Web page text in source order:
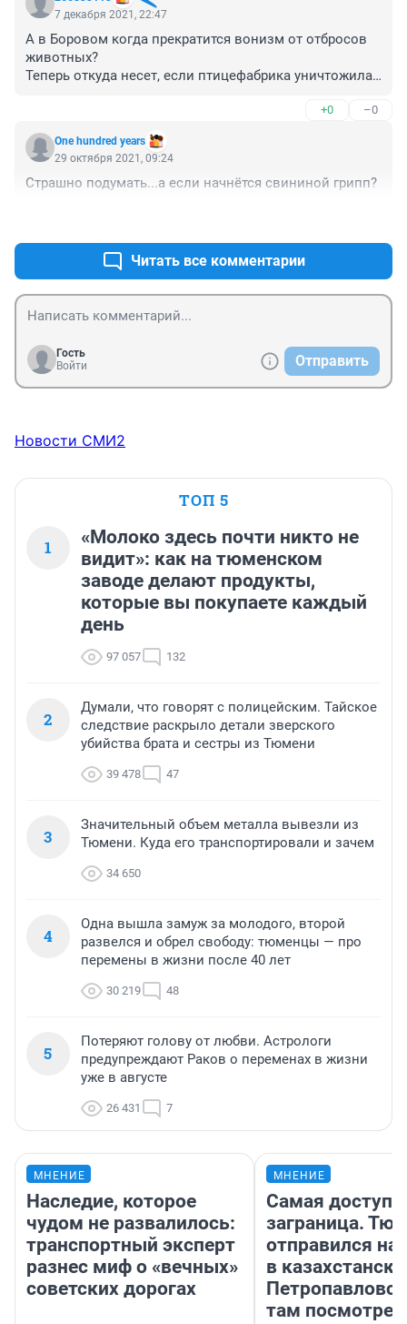
7 декабря 2021, 22:47
А в Боровом когда прекратится вонизм от отбросов
животных?
Теперь откуда несет, если птицефабрика уничтожила
+0 –0
One hundred years
29 октября 2021, 09:24
Страшно подумать...а если начнётся свининой грипп?
Читать все комментарии
Гость
Войти
Отправить
Новости СМИ2
ТОП 5
1
«Молоко здесь почти никто не
видит»: как на тюменском
заводе делают продукты,
которые вы покупаете каждый
день
97 057 132
2
Думали, что говорят с полицейским. Тайское
следствие раскрыло детали зверского
убийства брата и сестры из Тюмени
39 478 47
3
Значительный объем металла вывезли из
Тюмени. Куда его транспортировали и зачем
34 650
4
Одна вышла замуж за молодого, второй
развелся и обрел свободу: тюменцы — про
перемены в жизни после 40 лет
30 219 48
5
Потеряют голову от любви. Астрологи
предупреждают Раков о переменах в жизни
уже в августе
26 431 7
МНЕНИЕ
Наследие, которое
чудом не развалилось:
транспортный эксперт
разнес миф о «вечных»
советских дорогах
МНЕНИЕ
Самая
заграница.
отправился
в
там